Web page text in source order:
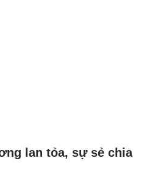
lan tỏa, sự sẻ chia